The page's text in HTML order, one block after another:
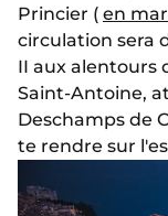
Princier ( en
circulation sera
II aux alentours
Saint-Antoine,
Deschamps de
te rendre sur